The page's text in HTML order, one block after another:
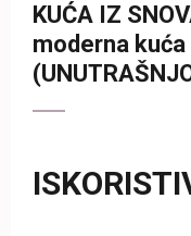
KUĆA IZ
moderna